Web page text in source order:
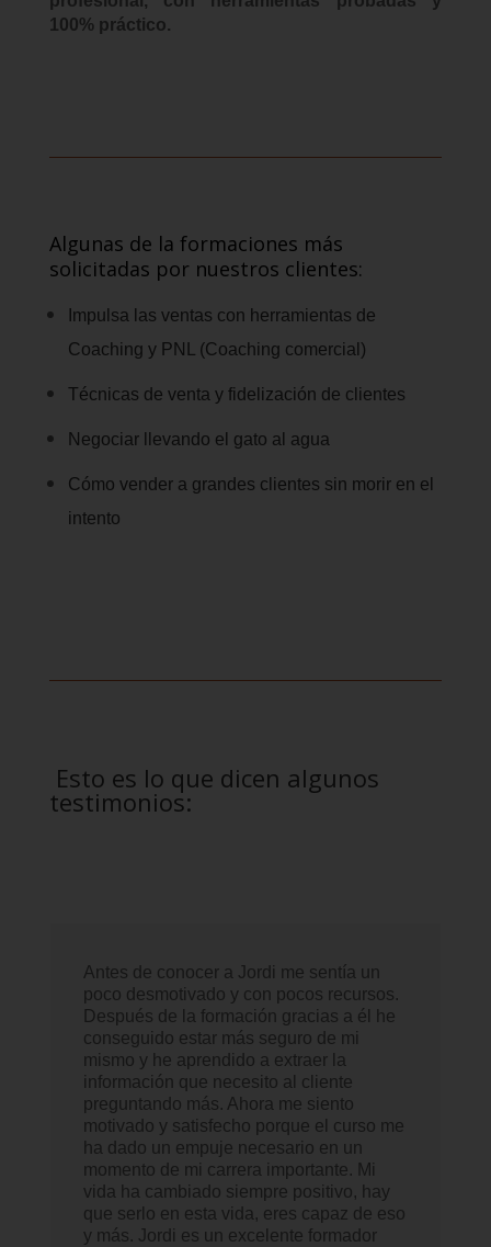
100% práctico.
Algunas de la formaciones más
solicitadas por nuestros clientes:
Impulsa las ventas con herramientas de
Coaching y PNL (Coaching comercial)
Técnicas de venta y fidelización de clientes
Negociar llevando el gato al agua
Cómo vender a grandes clientes sin morir en el
intento
Esto es lo que dicen algunos
testimonios:
Antes de conocer a Jordi me sentía un
poco desmotivado y con pocos recursos.
Después de la formación gracias a él he
conseguido estar más seguro de mi
mismo y he aprendido a extraer la
información que necesito al cliente
preguntando más. Ahora me siento
motivado y satisfecho porque el curso me
ha dado un empuje necesario en un
momento de mi carrera importante. Mi
vida ha cambiado siempre positivo, hay
que serlo en esta vida, eres capaz de eso
y más. Jordi es un excelente formador